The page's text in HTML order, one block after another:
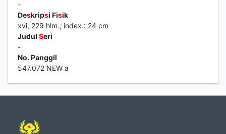
-
Deskripsi Fisik
xvi, 229 hlm.; index.: 24 cm
Judul Seri
-
No. Panggil
547.072 NEW a